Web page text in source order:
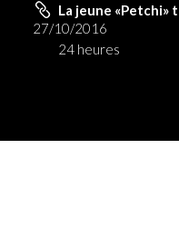
La jeune «Petchi»
27/10/2016
24 heures